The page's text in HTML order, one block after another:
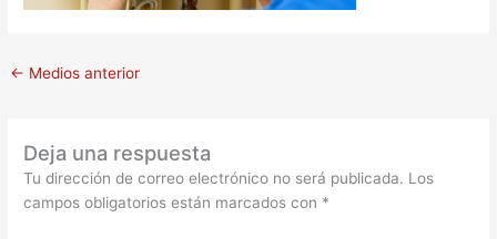
← Medios anterior
Deja una respuesta
Tu dirección de correo electrónico no será publicada. Los
campos obligatorios están marcados con *